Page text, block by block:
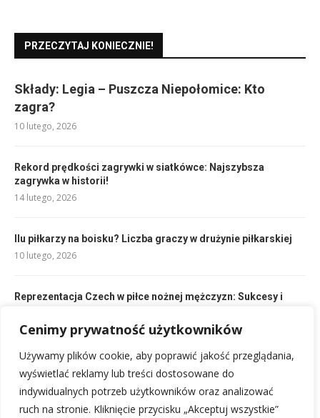
Cenimy prywatność użytkowników
Używamy plików cookie, aby poprawić jakość przeglądania,
wyświetlać reklamy lub treści dostosowane do
indywidualnych potrzeb użytkowników oraz analizować
ruch na stronie. Kliknięcie przycisku „Akceptuj wszystkie”
PRZECZYTAJ KONIECZNIE!
Składy: Legia – Puszcza Niepołomice: Kto
zagra?
10 lutego, 2026
Rekord prędkości zagrywki w siatkówce: Najszybsza
zagrywka w historii!
14 lutego, 2026
Ilu piłkarzy na boisku? Liczba graczy w drużynie piłkarskiej
10 lutego, 2026
Reprezentacja Czech w piłce nożnej mężczyzn: Sukcesy i
18 lutego, 2026
Rodzaje zagrywek w siatkówce: Kompletny przewodnik
14 lutego, 2026